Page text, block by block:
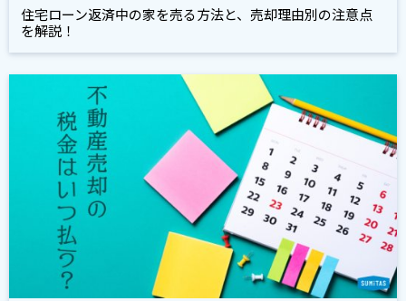
住宅ローン返済中の家を売る方法と、売却理由別の注意点
を解説！